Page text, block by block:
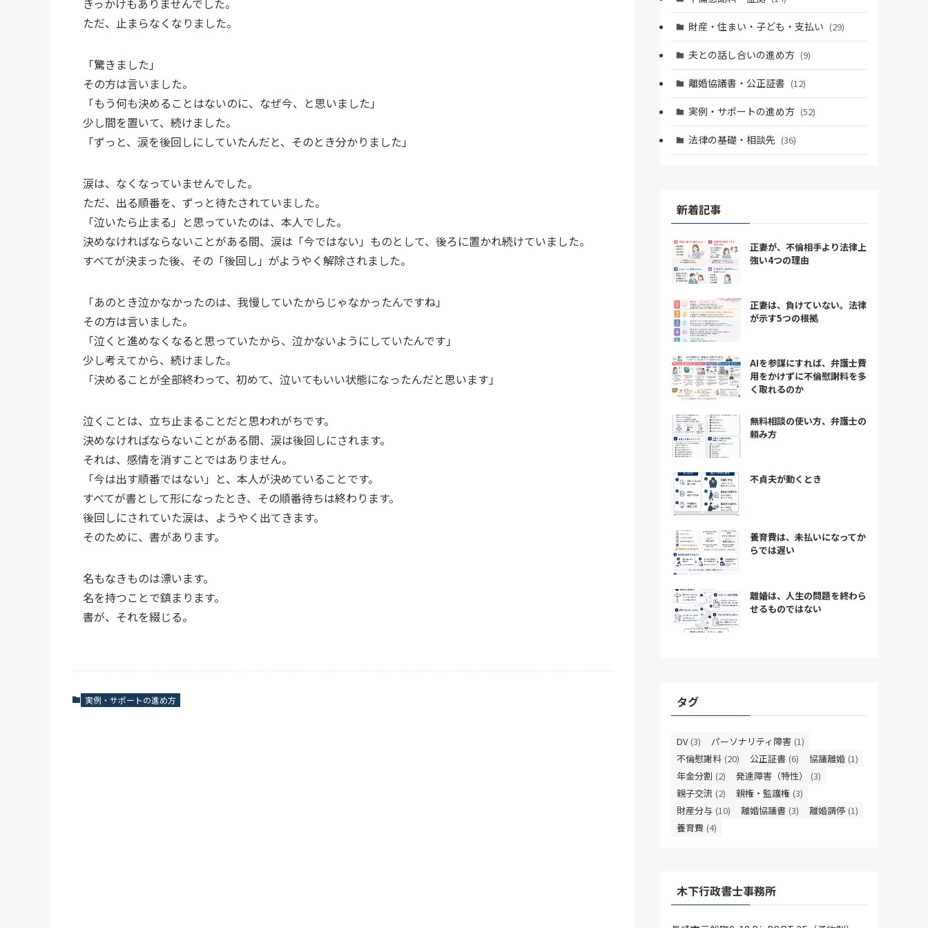
きっかけもありませんでした。
ただ、止まらなくなりました。
「驚きました」
その方は言いました。
「もう何も決めることはないのに、なぜ今、と思いました」
少し間を置いて、続けました。
「ずっと、涙を後回しにしていたんだと、そのとき分かりました」
涙は、なくなっていませんでした。
ただ、出る順番を、ずっと待たされていました。
「泣いたら止まる」と思っていたのは、本人でした。
決めなければならないことがある間、涙は「今ではない」ものとして、後ろに置かれ続けていました。
すべてが決まった後、その「後回し」がようやく解除されました。
「あのとき泣かなかったのは、我慢していたからじゃなかったんですね」
その方は言いました。
「泣くと進めなくなると思っていたから、泣かないようにしていたんです」
少し考えてから、続けました。
「決めることが全部終わって、初めて、泣いてもいい状態になったんだと思います」
泣くことは、立ち止まることだと思われがちです。
決めなければならないことがある間、涙は後回しにされます。
それは、感情を消すことではありません。
「今は出す順番ではない」と、本人が決めていることです。
すべてが書として形になったとき、その順番待ちは終わります。
後回しにされていた涙は、ようやく出てきます。
そのために、書があります。
名もなきものは漂います。
名を持つことで鎮まります。
書が、それを綴じる。
実例・サポートの進め方
財産・住まい・子ども・支払い (29)
夫との話し合いの進め方 (9)
離婚協議書・公正証書 (12)
実例・サポートの進め方 (52)
法律の基礎・相談先 (36)
新着記事
正妻が、不倫相手より法律上
強い4つの理由
正妻は、負けていない。法律
が示す5つの根拠
AIを参謀にすれば、弁護士費
用をかけずに不倫慰謝料を多
く取れるのか
無料相談の使い方、弁護士の
頼み方
不貞夫が動くとき
養育費は、未払いになってか
らでは遅い
離婚は、人生の問題を終わら
せるものではない
タグ
DV (3) パーソナリティ障害 (1)
不倫慰謝料 (20) 公正証書 (6) 協議離婚 (1)
年金分割 (2) 発達障害（特性）
(3)
親子交流 (2) 親権・監護権 (3)
財産分与 (10) 離婚協議書 (3) 離婚調停 (1)
養育費 (4)
木下行政書士事務所